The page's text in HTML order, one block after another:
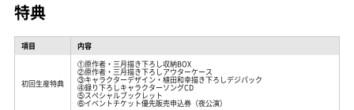
特典
項目 内容
初回生産特典
①原作者・三月描き下ろし収納BOX
②原作者・三月描き下ろしアウターケース
③キャラクターデザイン・植田和幸描き下ろしデジパック
④録り下ろしキャラクターソングCD
⑤スペシャルブックレット
⑥イベントチケット優先販売申込券（夜公演）